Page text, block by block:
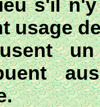
s'il n'y
usage
un
.